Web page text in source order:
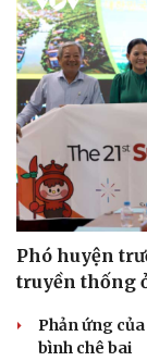
Phó huyện
truyền thống
Phản ứng
bình chê bai